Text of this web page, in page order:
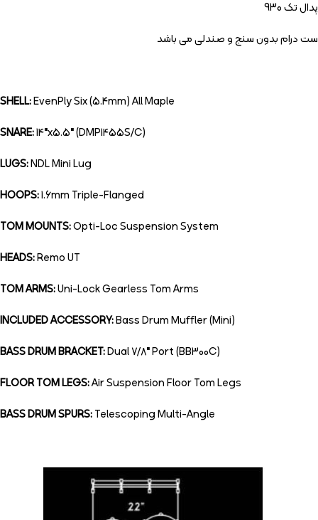
پدال تک 930
ست درام بدون سنج و صندلی می باشد
SHELL:EvenPly Six (5.4mm) All Maple
SNARE:14″x5.5″ (DMP1455S/C)
LUGS:NDL Mini Lug
HOOPS:1.6mm Triple-Flanged
TOM MOUNTS:Opti-Loc Suspension System
HEADS:Remo UT
TOM ARMS:Uni-Lock Gearless Tom Arms
INCLUDED ACCESSORY:Bass Drum Muffler (Mini)
BASS DRUM BRACKET:Dual 7/8″ Port (BB300C)
FLOOR TOM LEGS:Air Suspension Floor Tom Legs
BASS DRUM SPURS:Telescoping Multi-Angle